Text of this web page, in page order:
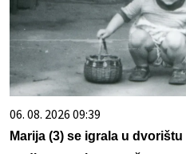
06. 08. 2026 09:39
Marija (3) se igrala u